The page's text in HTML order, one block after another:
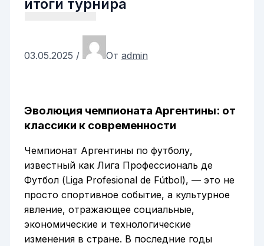
итоги турнира
03.05.2025 / От admin
Эволюция чемпионата Аргентины: от
классики к современности
Чемпионат Аргентины по футболу,
известный как Лига Профессиональ де
Футбол (Liga Profesional de Fútbol), — это не
просто спортивное событие, а культурное
явление, отражающее социальные,
экономические и технологические
изменения в стране. В последние годы